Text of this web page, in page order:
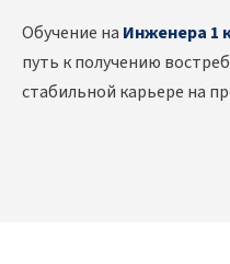
Обучение на Инженера 1
путь к получению
стабильной карьере на